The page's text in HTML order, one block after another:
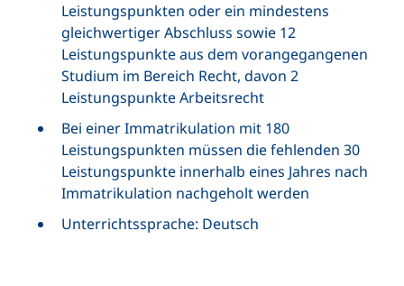
Leistungspunkten oder ein mindestens
gleichwertiger Abschluss sowie 12
Leistungspunkte aus dem vorangegangenen
Studium im Bereich Recht, davon 2
Leistungspunkte Arbeitsrecht
Bei einer Immatrikulation mit 180
Leistungspunkten müssen die fehlenden 30
Leistungspunkte innerhalb eines Jahres nach
Immatrikulation nachgeholt werden
Unterrichtssprache: Deutsch